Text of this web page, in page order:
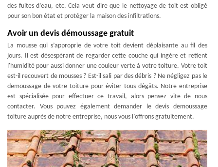
des fuites d’eau, etc. Cela veut dire que le nettoyage de toit est obligé
pour son bon état et protéger la maison des infiltrations.
Avoir un devis démoussage gratuit
La mousse qui s’approprie de votre toit devient déplaisante au fil des
jours. Il est désespérant de regarder cette couche qui ingère et retient
l'humidité pour aussi donner une couleur verte à votre toiture. Votre toit
est-il recouvert de mousses ? Est-il sali par des débris ? Ne négligez pas le
demoussage de votre toiture pour éviter tous dégâts. Notre entreprise
est spécialisée pour effectuer ce travail, alors pensez vite de nous
contacter. Vous pouvez également demander le devis demoussage
toiture auprès de notre entreprise, nous vous l’offrons gratuitement.